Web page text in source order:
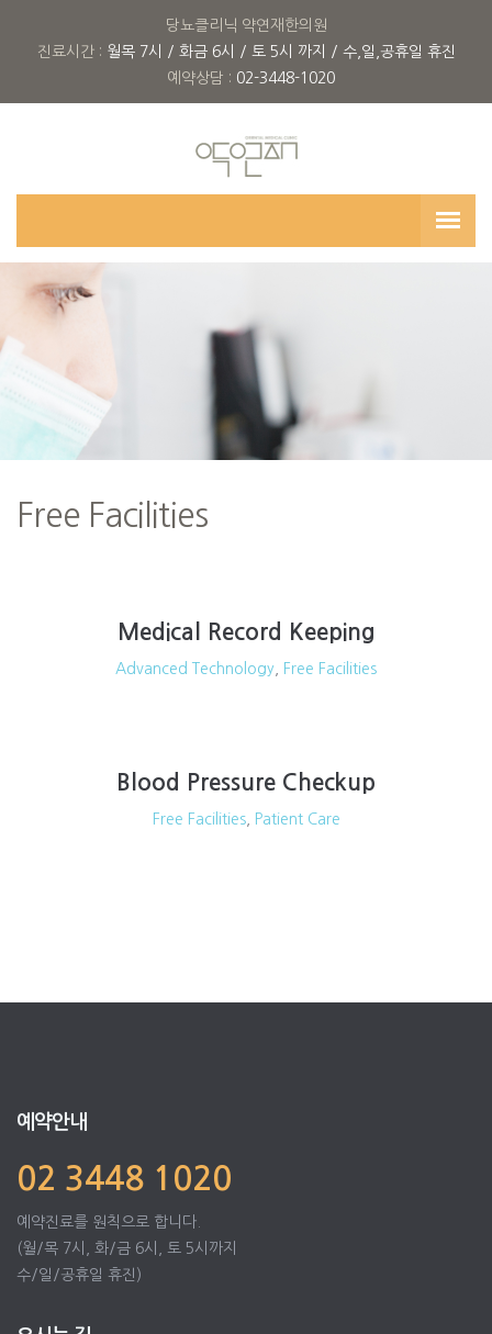
당뇨클리닉 약연재한의원
진료시간 : 월목 7시 / 화금 6시 / 토 5시 까지 / 수,일,공휴일 휴진
예약상담 : 02-3448-1020
Free Facilities
Medical Record Keeping
Advanced Technology Free Facilities
Blood Pressure Checkup
Free Facilities, Patient Care
예약안내
02 3448 1020
예약진료를 원칙으로 합니다.
(월/목 7시, 화/금 6시, 토 5시까지
수/일/공휴일 휴진)